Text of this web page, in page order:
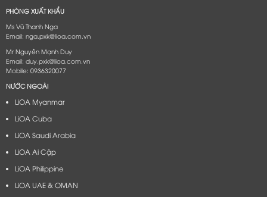
PHÒNG XUẤT KHẨU
Ms Vũ Thanh Nga
Email: nga.pxk@lioa.com.vn
Mr Nguyễn Mạnh Duy
Email: duy.pxk@lioa.com.vn
Mobile: 0936320077
NƯỚC NGOÀI
LiOA Myanmar
LiOA Cuba
LiOA Saudi Arabia
LiOA Ai Cập
LiOA Philippine
LiOA UAE & OMAN